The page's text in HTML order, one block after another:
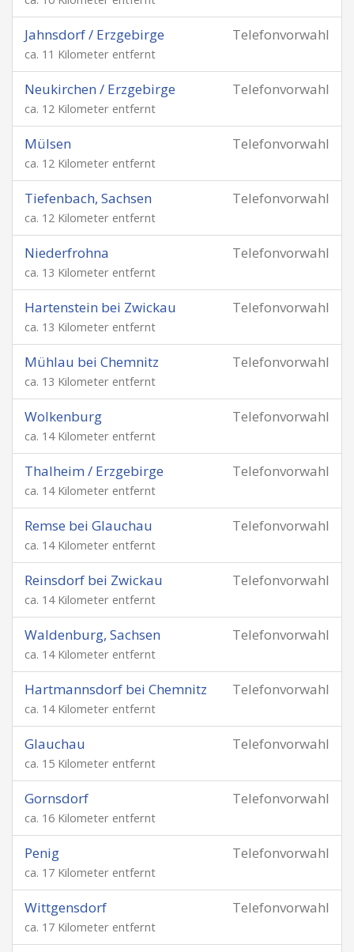
Telefonvorwahl
Jahnsdorf / Erzgebirge
ca. 11 Kilometer entfernt
Telefonvorwahl
Neukirchen / Erzgebirge
ca. 12 Kilometer entfernt
Telefonvorwahl
Mülsen
ca. 12 Kilometer entfernt
Telefonvorwahl
Tiefenbach, Sachsen
ca. 12 Kilometer entfernt
Telefonvorwahl
Niederfrohna
ca. 13 Kilometer entfernt
Telefonvorwahl
Hartenstein bei Zwickau
ca. 13 Kilometer entfernt
Telefonvorwahl
Mühlau bei Chemnitz
ca. 13 Kilometer entfernt
Telefonvorwahl
Wolkenburg
ca. 14 Kilometer entfernt
Telefonvorwahl
Thalheim / Erzgebirge
ca. 14 Kilometer entfernt
Telefonvorwahl
Remse bei Glauchau
ca. 14 Kilometer entfernt
Telefonvorwahl
Reinsdorf bei Zwickau
ca. 14 Kilometer entfernt
Telefonvorwahl
Waldenburg, Sachsen
ca. 14 Kilometer entfernt
Telefonvorwahl
Hartmannsdorf bei Chemnitz
ca. 14 Kilometer entfernt
Telefonvorwahl
Glauchau
ca. 15 Kilometer entfernt
Telefonvorwahl
Gornsdorf
ca. 16 Kilometer entfernt
Telefonvorwahl
Penig
ca. 17 Kilometer entfernt
Telefonvorwahl
Wittgensdorf
ca. 17 Kilometer entfernt